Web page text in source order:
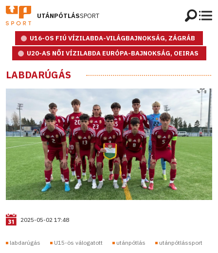
UTÁNPÓTLÁSSPORT
U16-OS FIÚ VÍZILABDA-VILÁGBAJNOKSÁG, ZÁGRÁB
U20-AS NŐI VÍZILABDA EURÓPA-BAJNOKSÁG, OEIRAS
LABDARÚGÁS
2025-05-02 17:48
labdarúgás U15-ös válogatott utánpótlás utánpótlássport